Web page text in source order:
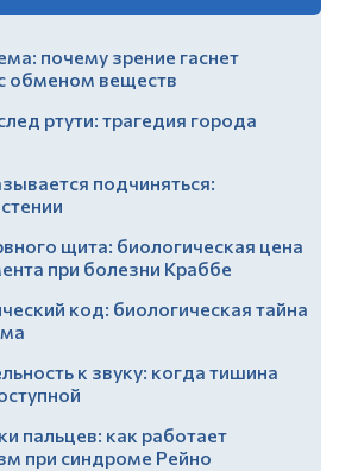
почему зрение гаснет
обменом веществ
ртути: трагедия города
подчиняться:
щита: биологическая цена
при болезни Краббе
код: биологическая тайна
к звуку: когда тишина
пальцев: как работает
при синдроме Рейно